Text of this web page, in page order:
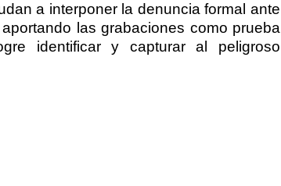
a interponer la denuncia formal ante
las grabaciones como prueba
identificar y capturar al peligroso